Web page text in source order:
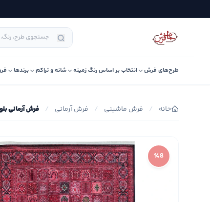
طرح‌های فرش انتخاب بر اساس رنگ زمینه شانه و تراکم برندها
خانه / فرش ماشینی / فرش آرمانی / فرش آرمانی
٪8